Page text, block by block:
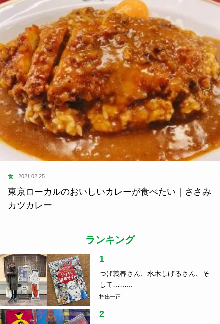
食 2021.02.25
東京ローカルのおいしいカレーが食べたい｜ささみ
カツカレー
ランキング
1
つげ義春さん、水木しげるさん、そ
して……...
指出一正
2